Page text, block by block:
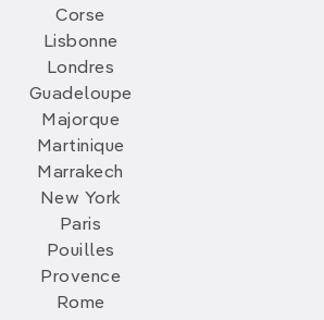
Corse
Lisbonne
Londres
Guadeloupe
Majorque
Martinique
Marrakech
New York
Paris
Pouilles
Provence
Rome